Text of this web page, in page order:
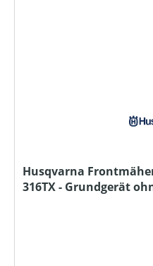
Husqvarna
316TX - Grundgerät